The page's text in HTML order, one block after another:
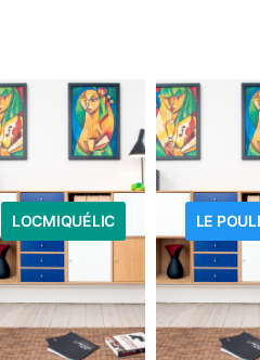
LOCMIQUÉLIC LE